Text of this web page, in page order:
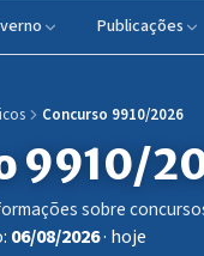
Publicações
Concurso 9910/2026
9910/
sobre
06/08/2026· hoje